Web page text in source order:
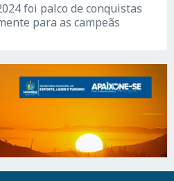
foi palco de conquistas
para as campeãs